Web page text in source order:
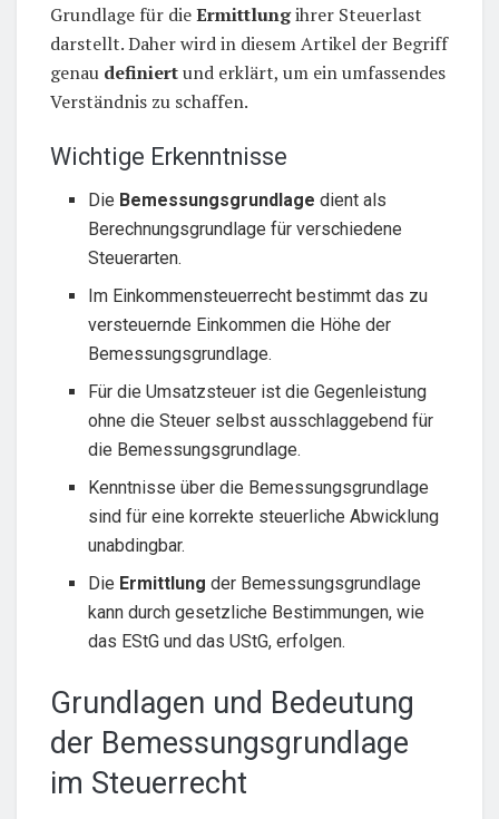
Grundlage für dieErmittlungihrer Steuerlast
darstellt. Daher wird in diesem Artikel der Begriff
genau definiertund erklärt, um ein umfassendes
Verständnis zu schaffen.
Wichtige Erkenntnisse
Die Bemessungsgrundlage dient als
Berechnungsgrundlage für verschiedene
Steuerarten.
Im Einkommensteuerrecht bestimmt das zu
versteuernde Einkommen die Höhe der
Bemessungsgrundlage.
Für die Umsatzsteuer ist die Gegenleistung
ohne die Steuer selbst ausschlaggebend für
die Bemessungsgrundlage.
Kenntnisse über die Bemessungsgrundlage
sind für eine korrekte steuerliche Abwicklung
unabdingbar.
Die Ermittlung der Bemessungsgrundlage
kann durch gesetzliche Bestimmungen, wie
das EStG und das UStG, erfolgen.
Grundlagen und Bedeutung
der Bemessungsgrundlage
im Steuerrecht